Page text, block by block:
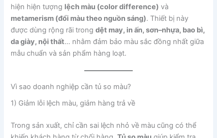
hiện hiện tượng lệch màu (color difference) và
metamerism (đổi màu theo nguồn sáng). Thiết bị này
được dùng rộng rãi trongdệt may, in ấn, sơn–nhựa, bao bì,
da giày, nội thất… nhằm đảm bảo màu sắc đồng nhất giữa
mẫu chuẩn và sản phẩm hàng loạt.
Vì sao doanh nghiệp cần tủ so màu?
1) Giảm lỗi lệch màu, giảm hàng trả về
Trong sản xuất, chỉ cần sai lệch nhỏ về màu cũng có thể